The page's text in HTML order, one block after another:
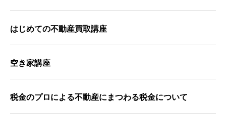
はじめての不動産買取講座
空き家講座
税金のプロによる不動産にまつわる税金について